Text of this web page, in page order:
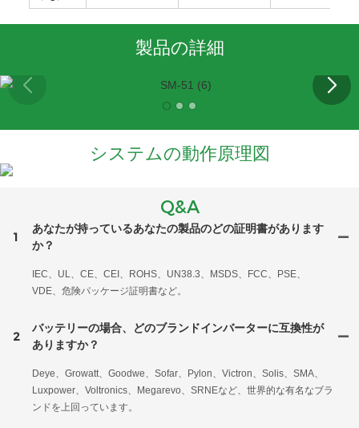
製品の詳細
システムの動作原理図
Q&A
1
あなたが持っているあなたの製品のどの証明書があります
か？
IEC、UL、CE、CEI、ROHS、UN38.3、MSDS、FCC、PSE、
VDE、危険パッケージ証明書など。
2
バッテリーの場合、どのブランドインバーターに互換性が
ありますか？
Deye、Growatt、Goodwe、Sofar、Pylon、Victron、Solis、SMA、
Luxpower、Voltronics、Megarevo、SRNEなど、世界的な有名なブラ
ンドを上回っています。